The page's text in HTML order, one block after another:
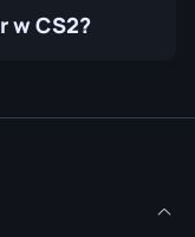
w CS2?